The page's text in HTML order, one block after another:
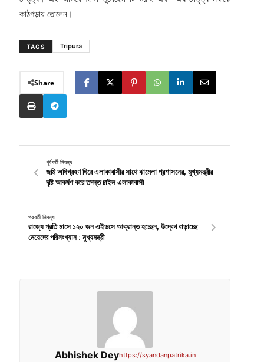
কাঠগড়ায় তোলেন।
TAGS Tripura
Share
পূর্ববর্তী নিবন্ধ
জমি অধিগ্রহণ ঘিরে এলাকাবাসীর সাথে ঝামেলা প্রশাসনের, মুখ্যমন্ত্রীর
দৃষ্টি আকর্ষণ করে তদন্ত চাইল এলাকাবাসী
পরবর্তী নিবন্ধ
রাজ্যে প্রতি মাসে ১২০ জন এইডসে আক্রান্ত হচ্ছেন, উদ্বেগ বাড়াচ্ছে
মেয়েদের পরিসংখ্যান : মুখ্যমন্ত্রী
Abhishek Deyhttps://syandanpatrika.in